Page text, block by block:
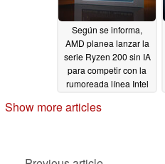
Según se informa,
AMD planea lanzar la
serie Ryzen 200 sin IA
para competir con la
rumoreada línea Intel
09/19/2024
Show more articles